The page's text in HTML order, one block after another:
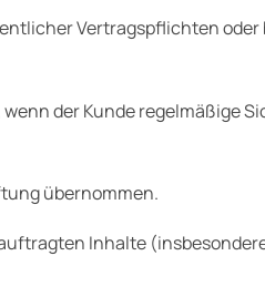
Vertragspflichten oder
der Kunde regelmäßige
übernommen.
Inhalte